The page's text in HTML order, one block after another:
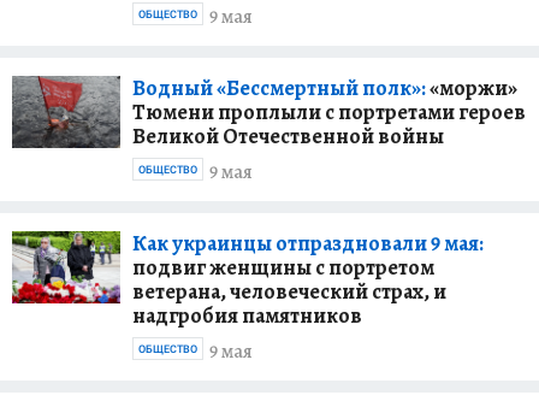
9 мая
ОБЩЕСТВО
Водный «Бессмертный полк»:«моржи»
Тюмени проплыли с портретами героев
Великой Отечественной войны
9 мая
ОБЩЕСТВО
Как украинцы отпраздновали 9 мая:
подвиг женщины с портретом
ветерана, человеческий страх, и
надгробия памятников
9 мая
ОБЩЕСТВО